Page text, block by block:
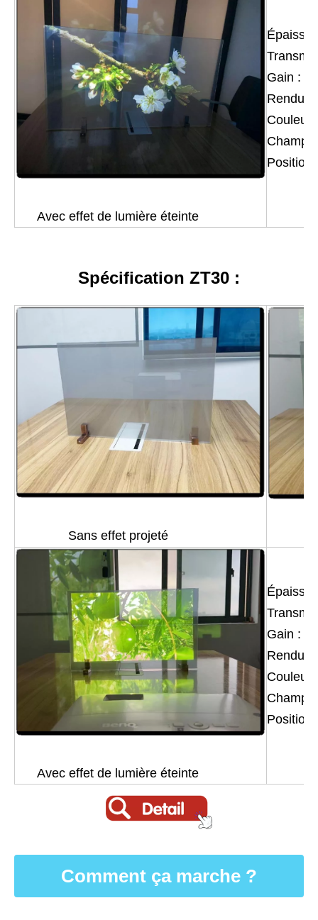
Avec effet de lumière éteinte
Gain :
Rendu
Couleur
Champ
Position
Spécification ZT30 :
Sans effet projeté
Avec effet de lumière éteinte
Gain :
Rendu
Couleur
Champ
Position
Comment ça marche ?